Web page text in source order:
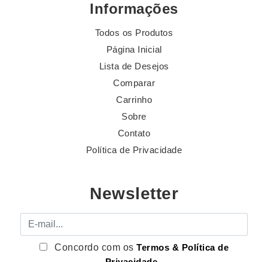
Informações
Todos os Produtos
Página Inicial
Lista de Desejos
Comparar
Carrinho
Sobre
Contato
Política de Privacidade
Newsletter
E-mail
Concordo com osTermos & Política de